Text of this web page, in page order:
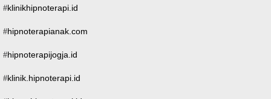
#klinikhipnoterapi.id
#hipnoterapianak.com
#hipnoterapijogja.id
#klinik.hipnoterapi.id